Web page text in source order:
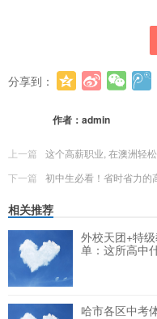
分享到：
作者： admin
上一篇
这个高薪职业, 在澳洲轻
下一篇
初中生必看！省时省力的
相关推荐
外校天团+特
单：这所高中
哈市各区中考